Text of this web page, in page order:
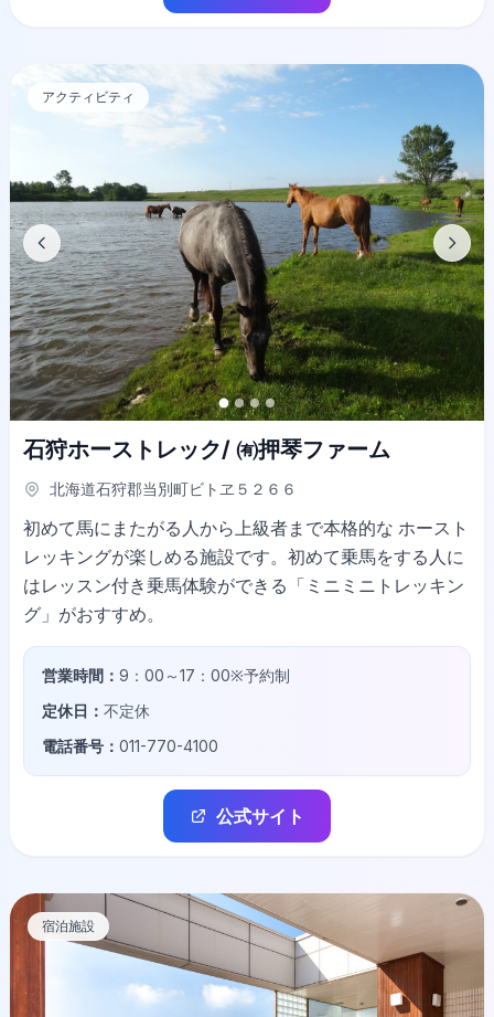
アクティビティ
石狩ホーストレック/ ㈲押琴ファーム
北海道石狩郡当別町ビトヱ５２６６
初めて馬にまたがる人から上級者まで本格的な ホースト
レッキングが楽しめる施設です。初めて乗馬をする人に
はレッスン付き乗馬体験ができる「ミニミニトレッキン
グ」がおすすめ。
営業時間： 9：00～17：00※予約制
定休日： 不定休
電話番号： 011-770-4100
公式サイト
宿泊施設